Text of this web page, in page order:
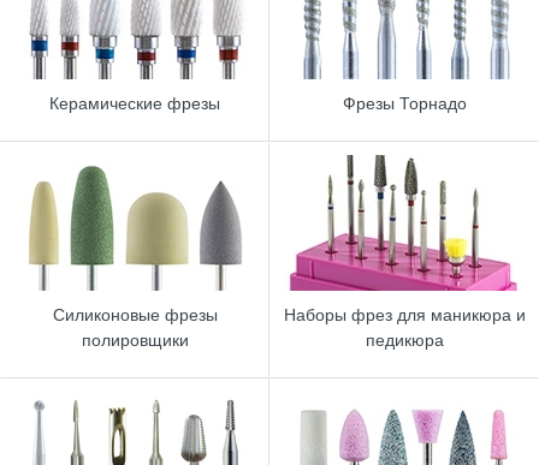
Керамические фрезы Фрезы Торнадо
Силиконовые фрезы
полировщики
Наборы фрез для маникюра и
педикюра